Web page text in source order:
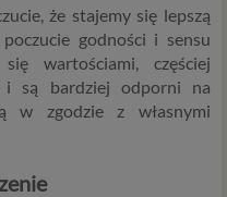
że stajemy się lepszą
godności i sensu
wartościami, częściej
i są bardziej odporni na
w zgodzie z własnymi